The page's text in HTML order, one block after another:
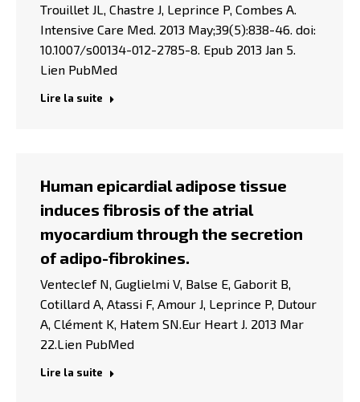
Trouillet JL, Chastre J, Leprince P, Combes A.
Intensive Care Med. 2013 May;39(5):838-46. doi:
10.1007/s00134-012-2785-8. Epub 2013 Jan 5.
Lien PubMed
Lire la suite
Human epicardial adipose tissue
induces fibrosis of the atrial
myocardium through the secretion
of adipo-fibrokines.
Venteclef N, Guglielmi V, Balse E, Gaborit B,
Cotillard A, Atassi F, Amour J, Leprince P, Dutour
A, Clément K, Hatem SN.Eur Heart J. 2013 Mar
22.Lien PubMed
Lire la suite